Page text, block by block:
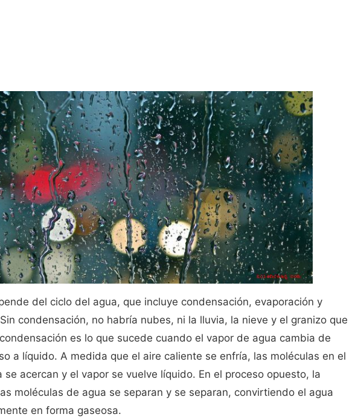
del ciclo del agua, que incluye condensación, evaporación y
condensación, no habría nubes, ni la lluvia, la nieve y el granizo que
es lo que sucede cuando el vapor de agua cambia de
a líquido. A medida que el aire caliente se enfría, las moléculas en el
se acercan y el vapor se vuelve líquido. En el proceso opuesto, la
moléculas de agua se separan y se separan, convirtiendo el agua
en forma gaseosa.